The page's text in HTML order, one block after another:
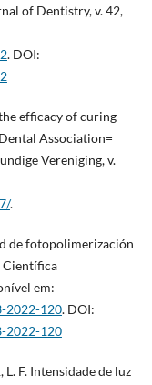
of Dentistry, v. 42,
. DOI:
efficacy of curing
Association=
Vereniging, v.
.
de fotopolimerización
Científica
em:
2022-120. DOI:
2022-120
L. F. Intensidade de luz